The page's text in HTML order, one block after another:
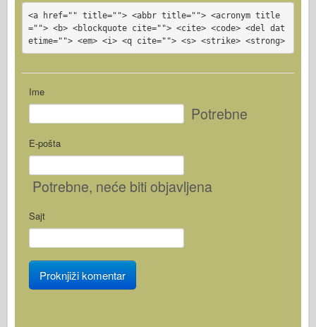
<a href="" title=""> <abbr title=""> <acronym title
=""> <b> <blockquote cite=""> <cite> <code> <del dat
etime=""> <em> <i> <q cite=""> <s> <strike> <strong>
Ime
Potrebne
E-pošta
Potrebne, neće biti objavljena
Sajt